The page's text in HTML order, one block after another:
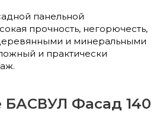
панельной
прочность, негорючесть,
и минеральными
и практически
БАСВУЛ Фасад 140